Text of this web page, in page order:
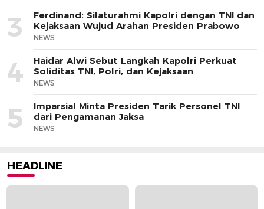
3
Ferdinand: Silaturahmi Kapolri dengan TNI dan
Kejaksaan Wujud Arahan Presiden Prabowo
NEWS
4
Haidar Alwi Sebut Langkah Kapolri Perkuat
Soliditas TNI, Polri, dan Kejaksaan
NEWS
5
Imparsial Minta Presiden Tarik Personel TNI
dari Pengamanan Jaksa
NEWS
HEADLINE